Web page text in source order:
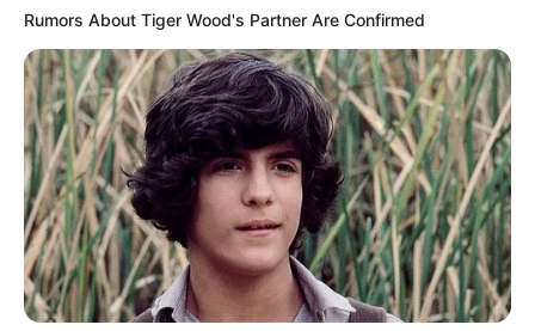
Rumors About Tiger Wood's Partner Are Confirmed